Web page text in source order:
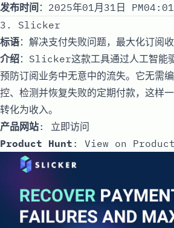
发布时间 ：2025年01月31日
3. Slicker
标语：解决支付失败问题，最大化订阅
介绍：Slicker这款工具通过人工智能
预防订阅业务中无意中的流失。它无需
控、检测并恢复失败的定期付款，这样
转化为收入。
产品网站: 立即访问
Product Hunt : View on